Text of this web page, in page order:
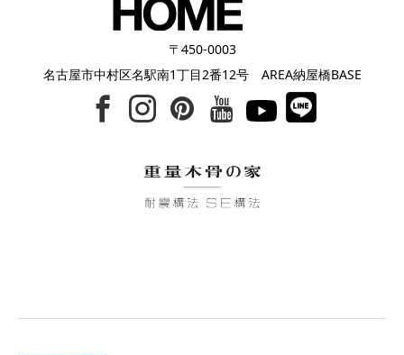
〒450-0003
名古屋市中村区名駅南1丁目2番12号 AREA納屋橋BASE